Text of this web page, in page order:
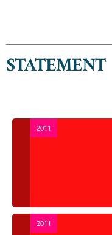
STATEMENT
2011
2011